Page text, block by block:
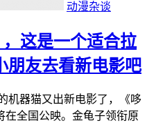
动漫杂谈
这是一个适合拉
朋友去看新电影吧
机器猫又出新电影了，《哆
在全国公映。金龟子领衔原